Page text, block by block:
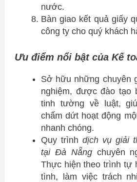
nước.
Bàn giao kết quả giấy
công ty cho quý khách
Ưu điểm nổi bật của Kế
Sở hữu những chuyên
nghiệm, được đào tạo
tinh tường về luật,
chấm dứt hoạt động
nhanh chóng.
Quy trình dịch vụ giải
tại Đà Nẵng chuyên
Thực hiện theo trình tự
tình, làm việc trách